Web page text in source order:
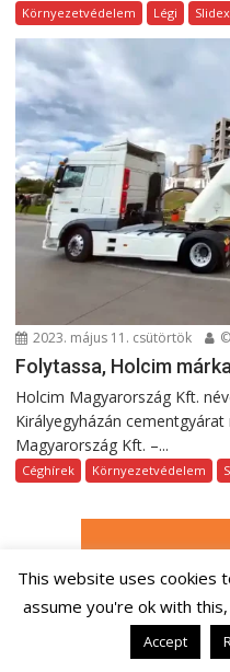
Környezetvédelem Légi Slidex
2023. május 11. csütörtök ©
Folytassa, Holcim
Holcim Magyarország Kft.
Királyegyházán
Magyarország Kft. –...
Céghírek Környezetvédelem
This website uses cookies
assume you're ok with
Accept